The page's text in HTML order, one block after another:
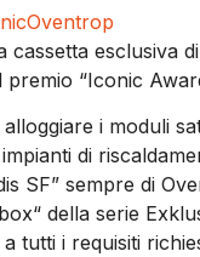
cassetta esclusiva di
premio “Iconic
i moduli
di
SF” sempre di
della serie
tutti i requisiti